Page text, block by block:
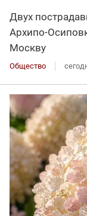
Двух
Архипо-
Москву
Общество